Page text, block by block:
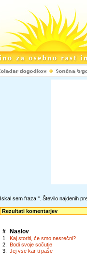
Iskal sem fraza ''. Število najdenih
Rezultati komentarjev
# Naslov
1.
Kaj storiti, če smo nesrečni?
2.
Bodi svoje sočutje
3.
Jej vse kar ti paše